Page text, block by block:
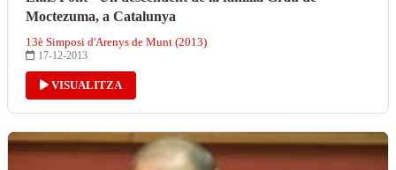
Moctezuma, a Catalunya
13è Simposi d'Arenys de Munt (2013)
17-12-2013
VISUALITZA